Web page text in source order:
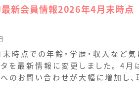
最新会員情報2026年4月末時点
時点での年齢・学歴・収入など気
を最新情報に変更しました。 4月
のお問い合わせが大幅に増加し、